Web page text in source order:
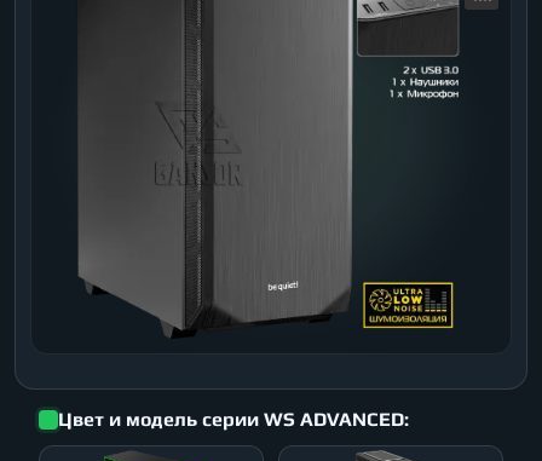
Цвет и модель серии WS ADVANCED: